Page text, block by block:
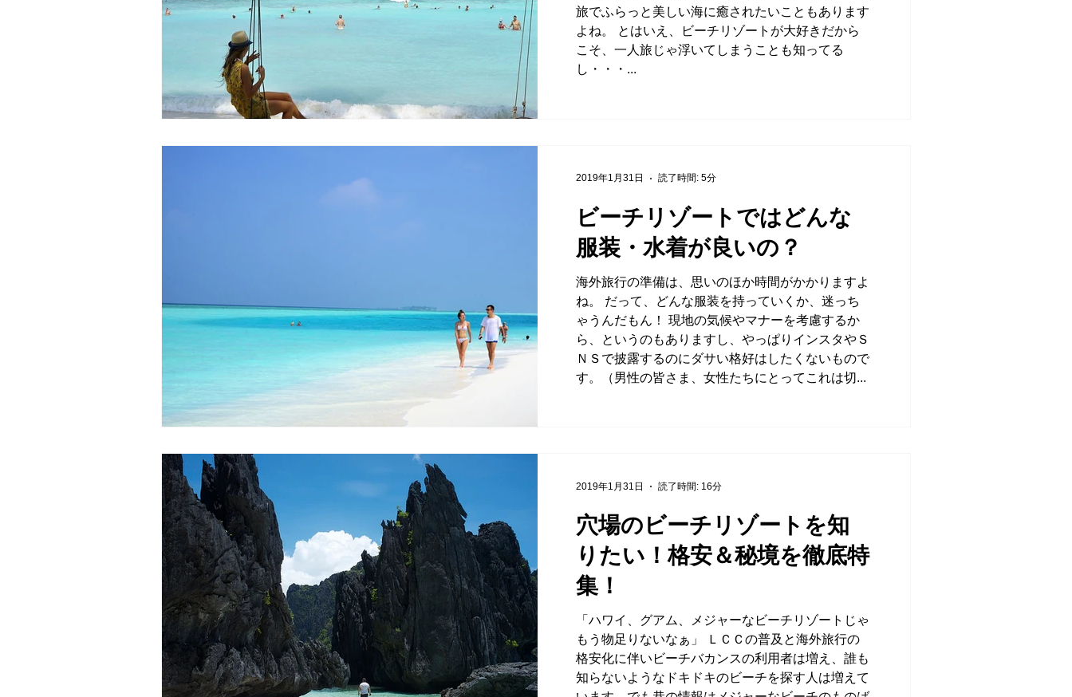
旅でふらっと美しい海に癒されたいこともあります
よね。 とはいえ、ビーチリゾートが大好きだから
こそ、一人旅じゃ浮いてしまうことも知ってる
し・・・...
ビーチリゾートではどんな
服装・水着が良いの？
海外旅行の準備は、思いのほか時間がかかりますよ
ね。 だって、どんな服装を持っていくか、迷っち
ゃうんだもん！ 現地の気候やマナーを考慮するか
ら、というのもありますし、やっぱりインスタやＳ
ＮＳで披露するのにダサい格好はしたくないもので
す。（男性の皆さま、女性たちにとってこれは切...
2019年1月31日 読了時間: 5分
穴場のビーチリゾートを知
りたい！格安＆秘境を徹底特
集！
「ハワイ、グアム、メジャーなビーチリゾートじゃ
もう物足りないなぁ」 ＬＣＣの普及と海外旅行の
格安化に伴いビーチバカンスの利用者は増え、誰も
知らないようなドキドキのビーチを探す人は増えて
2019年1月31日 読了時間: 16分